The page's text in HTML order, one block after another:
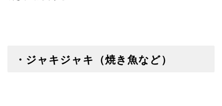
・ジャキジャキ（焼き魚など）